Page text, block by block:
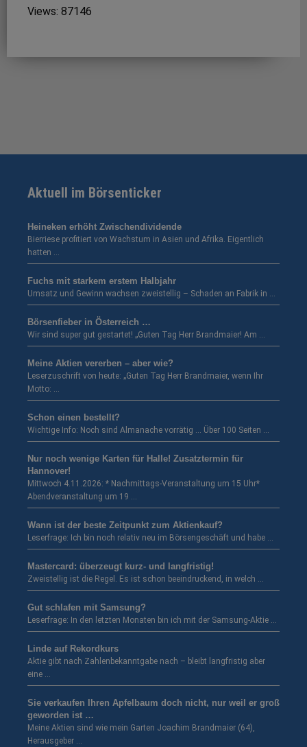
Views: 87146
Aktuell im Börsenticker
Heineken erhöht Zwischendividende
Bierriese profitiert von Wachstum in Asien und Afrika. Eigentlich
hatten …
Fuchs mit starkem erstem Halbjahr
Umsatz und Gewinn wachsen zweistellig – Schaden an Fabrik in …
Börsenfieber in Österreich …
Wir sind super gut gestartet! „Guten Tag Herr Brandmaier! Am …
Meine Aktien vererben – aber wie?
Leserzuschrift von heute: „Guten Tag Herr Brandmaier, wenn Ihr
Motto: …
Schon einen bestellt?
Wichtige Info: Noch sind Almanache vorrätig … Über 100 Seiten …
Nur noch wenige Karten für Halle! Zusatztermin für
Hannover!
Mittwoch 4.11.2026: * Nachmittags-Veranstaltung um 15 Uhr*
Abendveranstaltung um 19 …
Wann ist der beste Zeitpunkt zum Aktienkauf?
Leserfrage: Ich bin noch relativ neu im Börsengeschäft und habe …
Mastercard: überzeugt kurz- und langfristig!
Zweistellig ist die Regel. Es ist schon beeindruckend, in welch …
Gut schlafen mit Samsung?
Leserfrage: In den letzten Monaten bin ich mit der Samsung-Aktie …
Linde auf Rekordkurs
Aktie gibt nach Zahlenbekanntgabe nach – bleibt langfristig aber
eine …
Sie verkaufen Ihren Apfelbaum doch nicht, nur weil er groß
geworden ist …
Meine Aktien sind wie mein Garten Joachim Brandmaier (64),
Herausgeber …